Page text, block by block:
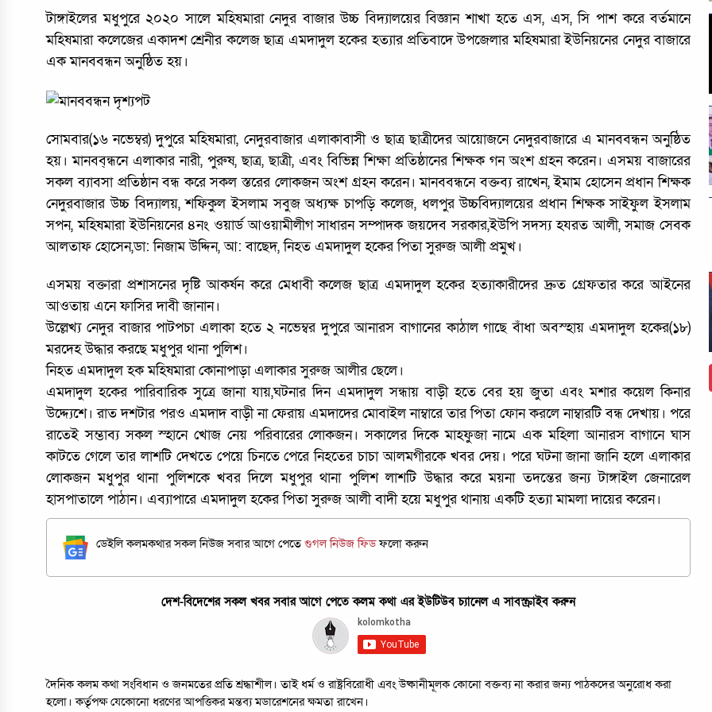
টাঙ্গাইলের মধুপুরে ২০২০ সালে মহিষমারা নেদুর বাজার উচ্চ বিদ্যালয়ের বিজ্ঞান শাখা হতে এস, এস, সি পাশ করে বর্তমানে
মহিষমারা কলেজের একাদশ শ্রেনীর কলেজ ছাত্র এমদাদুল হকের হত্যার প্রতিবাদে উপজেলার মহিষমারা ইউনিয়নের নেদুর বাজারে
এক মানববন্ধন অনুষ্ঠিত হয়।
সোমবার(১৬ নভেম্বর) দুপুরে মহিষমারা, নেদুরবাজার এলাকাবাসী ও ছাত্র ছাত্রীদের আয়োজনে নেদুরবাজারে এ মানববন্ধন অনুষ্ঠিত
হয়। মানবব্ন্ধনে এলাকার নারী, পুরুষ, ছাত্র, ছাত্রী, এবং বিভিন্ন শিক্ষা প্রতিষ্ঠানের শিক্ষক গন অংশ গ্রহন করেন। এসময় বাজারের
সকল ব্যাবসা প্রতিষ্ঠান বন্ধ করে সকল স্তরের লোকজন অংশ গ্রহন করেন। মানববন্ধনে বক্তব্য রাখেন, ইমাম হোসেন প্রধান শিক্ষক
নেদুরবাজার উচ্চ বিদ্যালয়, শফিকুল ইসলাম সবুজ অধ্যক্ষ চাপড়ি কলেজ, ধলপুর উচ্চবিদ্যালয়ের প্রধান শিক্ষক সাইফুল ইসলাম
সপন, মহিষমারা ইউনিয়নের ৪নং ওয়ার্ড আওয়ামীলীগ সাধারন সম্পাদক জয়দেব সরকার,ইউপি সদস্য হযরত আলী, সমাজ সেবক
আলতাফ হোসেন,ডা: নিজাম উদ্দিন, আ: বাছেদ, নিহত এমদাদুল হকের পিতা সুরুজ আলী প্রমুখ।
এসময় বক্তারা প্রশাসনের দৃষ্টি আকর্ষন করে মেধাবী কলেজ ছাত্র এমদাদুল হকের হত্যাকারীদের দ্রুত গ্রেফতার করে আইনের
আওতায় এনে ফাসির দাবী জানান।
উল্লেখ্য নেদুর বাজার পাটপচা এলাকা হতে ২ নভেম্বর দুপুরে আনারস বাগানের কাঠাল গাছে বাঁধা অবস্হায় এমদাদুল হকের(১৮)
মরদেহ উদ্ধার করছে মধুপুর থানা পুলিশ।
নিহত এমদাদুল হক মহিষমারা কোনাপাড়া এলাকার সুরুজ আলীর ছেলে।
এমদাদুল হকের পারিবারিক সুত্রে জানা যায়,ঘটনার দিন এমদাদুল সন্ধায় বাড়ী হতে বের হয় জুতা এবং মশার কয়েল কিনার
উদ্দ্যেশে। রাত দশটার পরও এমদাদ বাড়ী না ফেরায় এমদাদের মোবাইল নাম্বারে তার পিতা ফোন করলে নাম্বারটি বন্ধ দেখায়। পরে
রাতেই সম্ভাব্য সকল স্হানে খোজ নেয় পরিবারের লোকজন। সকালের দিকে মাহফুজা নামে এক মহিলা আনারস বাগানে ঘাস
কাটতে গেলে তার লাশটি দেখতে পেয়ে চিনতে পেরে নিহতের চাচা আলমগীরকে খবর দেয়। পরে ঘটনা জানা জানি হলে এলাকার
লোকজন মধুপুর থানা পুলিশকে খবর দিলে মধুপুর থানা পুলিশ লাশটি উদ্ধার করে ময়না তদন্তের জন্য টাঙ্গাইল জেনারেল
হাসপাতালে পাঠান। এব্যাপারে এমদাদুল হকের পিতা সুরুজ আলী বাদী হয়ে মধুপুর থানায় একটি হত্যা মামলা দায়ের করেন।
ডেইলি কলমকথার সকল নিউজ সবার আগে পেতেগুগল নিউজ ফিডফলো করুন
দেশ-বিদেশের সকল খবর সবার আগে পেতে কলম কথা এর ইউটিউব চ্যানেল এ সাবস্ক্রাইব করুন
দৈনিক কলম কথা সংবিধান ও জনমতের প্রতি শ্রদ্ধাশীল। তাই ধর্ম ও রাষ্ট্রবিরোধী এবং উষ্কানীমূলক কোনো বক্তব্য না করার জন্য পাঠকদের অনুরোধ করা
হলো। কর্তৃপক্ষ যেকোনো ধরণের আপত্তিকর মন্তব্য মডারেশনের ক্ষমতা রাখেন।